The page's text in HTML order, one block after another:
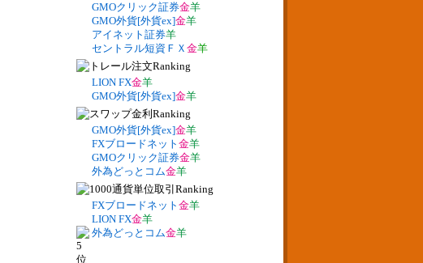
GMOクリック証券金羊
GMO外貨[外貨ex]金羊
アイネット証券羊
セントラル短資ＦＸ 金羊
LION FX金羊
GMO外貨[外貨ex]金羊
GMO外貨[外貨ex]金羊
FXブロードネット 金羊
GMOクリック証券金羊
外為どっとコム金羊
FXブロードネット 金羊
LION FX金羊
外為どっとコム金羊